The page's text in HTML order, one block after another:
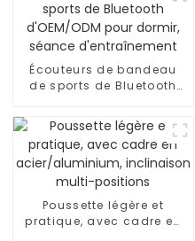
Écouteurs de bandeau
de sports de Bluetooth
séance d'entraînement
Poussette légère et
pratique, avec cadre en